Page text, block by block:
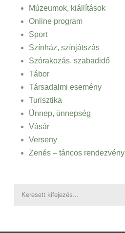
Múzeumok, kiállítások
Online program
Sport
Színház, színjátszás
Szórakozás, szabadidő
Tábor
Társadalmi esemény
Turisztika
Ünnep, ünnepség
Vásár
Verseny
Zenés – táncos rendezvény